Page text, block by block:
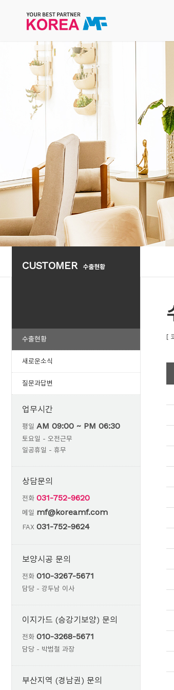
CUSTOMER 수출현황
수출현황
새로운소식
질문과답변
업무시간
평일 AM 09:00 ~ PM 06:30
토요일 - 오전근무
일공휴일 - 휴무
상담문의
전화 031-752-9620
메일 mf@koreamf.com
FAX 031-752-9624
보양시공 문의
전화 010-3267-5671
담당 - 강두남 이사
이지가드 (승강기보양) 문의
전화 010-3268-5671
담당 - 박범철 과장
부산지역 (경남권) 문의
[